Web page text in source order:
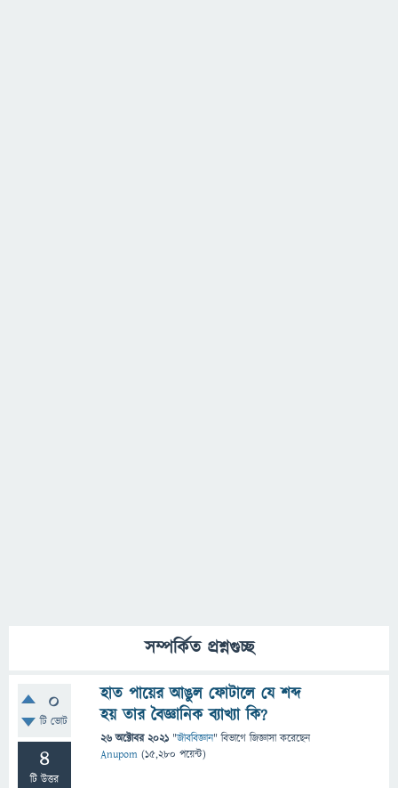
সম্পর্কিত প্রশ্নগুচ্ছ
0
টি ভোট
4
টি উত্তর
হাত পায়ের আঙুল ফোটালে যে শব্দ
হয় তার বৈজ্ঞানিক ব্যাখ্যা কি?
26 অক্টোবর 2021 "জীববিজ্ঞান" বিভাগে জিজ্ঞাসাকরেছেন
Anupom (15,280 পয়েন্ট)